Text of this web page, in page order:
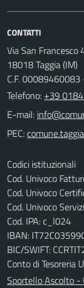
CONTATTI
Via San Francesco
18018 Taggia (IM)
C.F.
Telefono: +39
E-mail:
PEC:
Codici istituzionali
Cod. Univoco
Cod. Univoco
Cod. Univoco
Cod. IPA: c_l024
IBAN:
BIC/SWIFT:
Conto di
Sportello Ascolto -